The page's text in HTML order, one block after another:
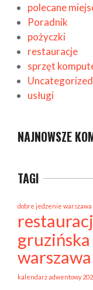
polecane
Poradnik
pożyczki
restauracje
sprzęt
Uncategorized
usługi
NAJNOWSZE
TAGI
dobre jedzenie warszawa
warszawa
kalendarz adwentowy